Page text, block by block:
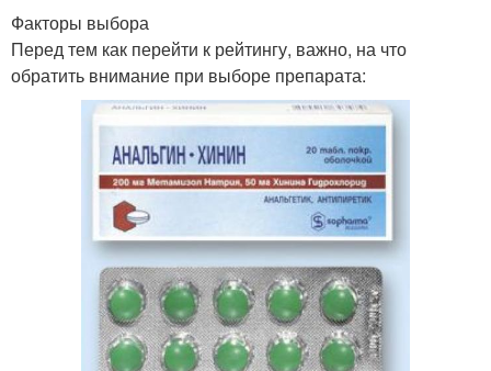
Факторы выбора
Перед тем как перейти к рейтингу, важно, на что
обратить внимание при выборе препарата: